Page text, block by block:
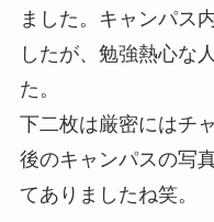
ました。キャンパス
したが、勉強熱心な
た。
下二枚は厳密にはチ
後のキャンパスの写
てありましたね笑。